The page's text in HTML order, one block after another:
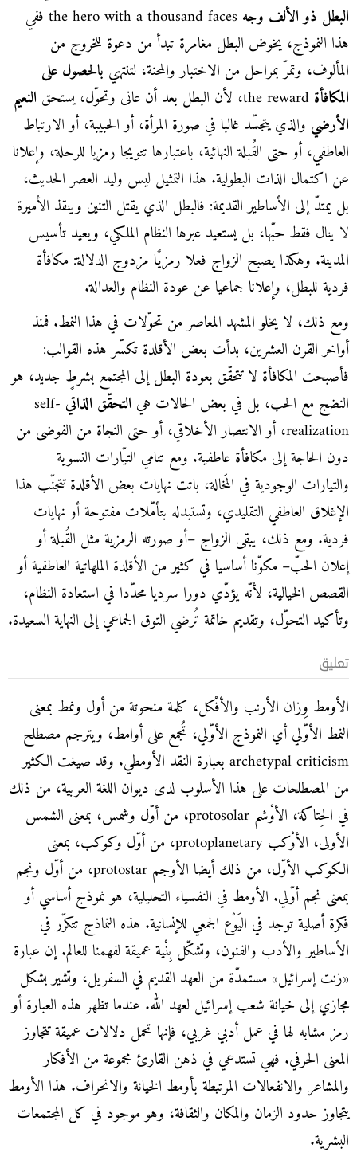
البطل ذو الألف وجه
the hero with a thousand faces ففي
هذا النموذج، يخوض البطل مغامرة تبدأ من دعوة للخروج من
المألوف، وتمرّ بمراحل من الاختبار والمحنة، لتنتهي بالحصول على
المكافأة
النعيم
الأرضي والذي يتجسّد غالبا في صورة المرأة، أو الحبيبة، أو الارتباط
العاطفي، أو حتى القُبلة النهائية، باعتبارها تتويجا رمزيا للرحلة، وإعلانا
عن اكتمال الذات البطولية. هذا التمثيل ليس وليد العصر الحديث،
بل يمتدّ إلى الأساطير القديمة: فالبطل الذي يقتل التنين وينقذ الأميرة
لا ينال فقط حبّها، بل يستعيد عبرها النظام الملكي، ويعيد تأسيس
المدينة. وهكذا يصبح الزواج فعلا رمزيًا مزدوج الدلالة: مكافأة
فردية للبطل، وإعلانا جماعيا عن عودة النظام والعدالة.
ومع ذلك، لا يخلو المشهد المعاصر من تحوّلات في هذا النمط. فمنذ
أواخر القرن العشرين، بدأت بعض الأقلدة تكسّر هذه القوالب:
فأصبحت المكافأة لا تتحقّق بعودة البطل إلى المجتمع بشرطٍ جديد، هو
النضج مع الحب، بل في بعض الحالات هي التحقّق الذاتي self-
realization، أو الانتصار الأخلاقي، أو حتى النجاة من الفوضى من
دون الحاجة إلى مكافأة عاطفية. ومع تنامي التيّارات النسوية
والتيارات الوجودية في المَخالة، باتت نهايات بعض الأقلدة تتجنّب هذا
الإغلاق العاطفي التقليدي، وتستبدله بتأمّلات مفتوحة أو نهايات
فردية. ومع ذلك، يبقى الزواج –أو صورته الرمزية مثل القُبلة أو
إعلان الحبّ– مكوّنا أساسيا في كثير من الأقلدة الملهاتية العاطفية أو
القصص الخيالية، لأنّه يؤدّي دورا سرديا محدّدا في استعادة النظام،
وتأكيد التحوّل، وتقديم خاتمة تُرضي التوق الجماعي إلى النهاية السعيدة.
تعليق
الأومط وِزان الأرنب والأفْكل، كلمة منحوتة من أول ونمط بمعنى
النمط الأوّلي أي النموذج الأوّلي، تُجمع على أوامط، ويترجم مصطلح
archetypal criticism بعبارة النقد الأومطي. وقد صيغت الكثير
من المصطلحات على هذا الأسلوب لدى ديوان اللغة العربية، من ذلك
في الحِتاكة، الأوْشم protosolar، من أوّل وشمس، بمعنى الشمس
الأولى، الأوْكب protoplanetary، من أوّل وكوكب، بمعنى
الكوكب الأوّل، من ذلك أيضا الأوجم protostar، من أوّل ونجم
بمعنى نجم أوّلي. الأومط في النفسياء التحليلية، هو نموذج أساسي أو
فكرة أصلية توجد في اليَوْع الجمعي للإنسانية. هذه النماذج تتكرّر في
الأساطير والأدب والفنون، وتشكّل بِنْية عميقة لفهمنا للعالم. إن عبارة
«زنت إسرائيل» مستمدّة من العهد القديم في السفريل، وتشير بشكل
مجازي إلى خيانة شعب إسرائيل لعهد الله. عندما تظهر هذه العبارة أو
رمز مشابه لها في عمل أدبي غربي، فإنها تحمل دلالات عميقة تتجاوز
المعنى الحرفي. فهي تستدعي في ذهن القارئ مجموعة من الأفكار
والمشاعر والانفعالات المرتبطة بأومط الخيانة والانحراف. هذا الأومط
يتجاوز حدود الزمان والمكان والثقافة، وهو موجود في كل المجتمعات
البشرية.